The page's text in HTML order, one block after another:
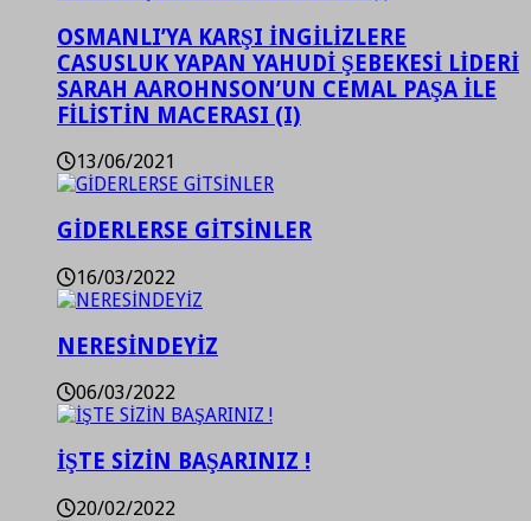
OSMANLI’YA KARŞI İNGİLİZLERE
CASUSLUK YAPAN YAHUDİ ŞEBEKESİ LİDERİ
SARAH AAROHNSON’UN CEMAL PAŞA İLE
FİLİSTİN MACERASI (I)
13/06/2021
GİDERLERSE GİTSİNLER
16/03/2022
NERESİNDEYİZ
06/03/2022
İŞTE SİZİN BAŞARINIZ !
20/02/2022